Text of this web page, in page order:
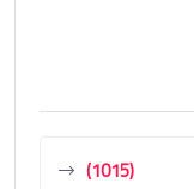
(1015)